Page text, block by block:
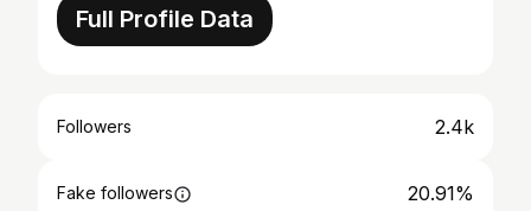
Full Profile Data
Followers 2.4k
Fake followers 20.91%